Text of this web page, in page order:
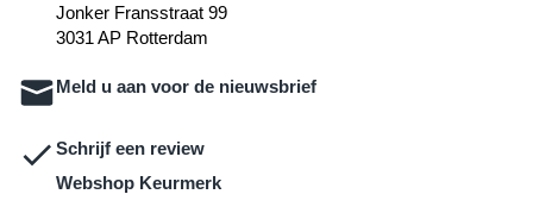
Jonker Fransstraat 99
3031 AP Rotterdam
Meld u aan voor de nieuwsbrief
Schrijf een review
Webshop Keurmerk